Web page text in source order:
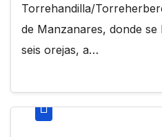
Torrehandilla/
de Manzanares, donde
seis orejas, a…